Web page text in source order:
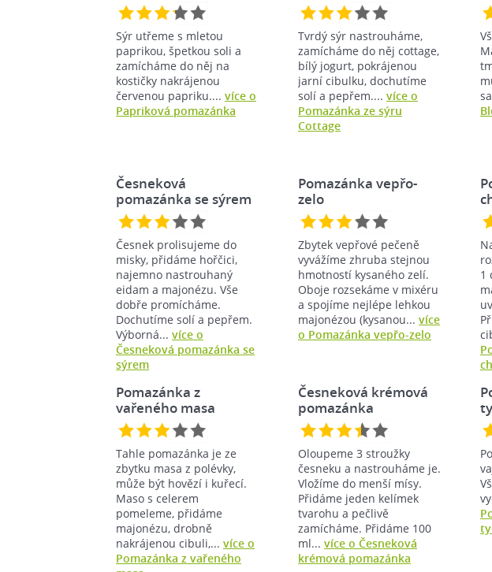
Sýr utřeme s mletou
paprikou, špetkou soli a
zamícháme do něj na
kostičky nakrájenou
červenou papriku.... více o
Papriková pomazánka
Tvrdý sýr nastrouháme,
zamícháme do něj cottage,
bílý jogurt, pokrájenou
jarní cibulku, dochutíme
solí a pepřem.... více o
Pomazánka ze sýru
Cottage
Česneková
pomazánka se sýrem
Česnek prolisujeme do
misky, přidáme hořčici,
najemno nastrouhaný
eidam a majonézu. Vše
dobře promícháme.
Dochutíme solí a pepřem.
Výborná... více o
Česneková pomazánka se
sýrem
Pomazánka vepřo-
zelo
Zbytek vepřové pečeně
vyvážíme zhruba stejnou
hmotností kysaného zelí.
Oboje rozsekáme v mixéru
a spojíme nejlépe lehkou
majonézou (kysanou... více
o Pomazánka vepřo-zelo
1
Pomazánka z
vařeného masa
Tahle pomazánka je ze
zbytku masa z polévky,
může být hovězí i kuřecí.
Maso s celerem
pomeleme, přidáme
majonézu, drobně
nakrájenou cibuli,... více o
Pomazánka z vařeného
Česneková krémová
pomazánka
Oloupeme 3 stroužky
česneku a nastrouháme je.
Vložíme do menší mísy.
Přidáme jeden kelímek
tvarohu a pečlivě
zamícháme. Přidáme 100
ml... více o Česneková
krémová pomazánka